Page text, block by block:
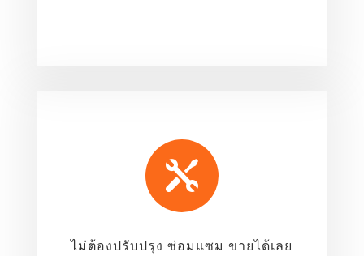

ไม่ต้องปรับปรุง ซ่อมแซม ขายได้เลย